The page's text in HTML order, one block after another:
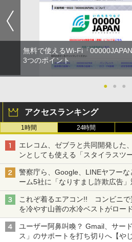
無料で使えるWi-Fi「
3つのポイント
● ● ●
アクセスランキング
1時間 24時間
エレコム、ゼブラと共同開発した
ンとしても使える「スタイラスツ
も、持ち替えずに書き込める
警察庁ら、Google、LINEヤフー
ーム5社に「なりすまし詐欺広告
真や映像を使った投資詐欺などへ
これぞ着るエアコン!! コンビニで
を冷やす山善の水冷ベストがロー
ち・ざ・ろーど！その14】【空い
ユーザー阿鼻叫喚？ Gmail、サー
ス」のサポートを打ち切りへ【や